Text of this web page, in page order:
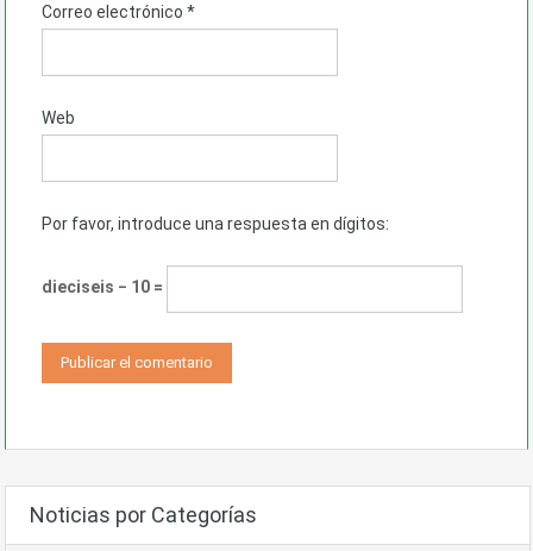
Correo electrónico *
Web
Por favor, introduce una respuesta en dígitos:
dieciseis − 10 =
Noticias por Categorías